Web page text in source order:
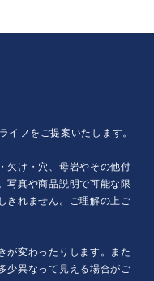
イフをご提案いたします。
欠け・穴、母岩やその他付
写真や商品説明で可能な限
きれません。ご理解の上ご
が変わったりします。また
少異なって見える場合がご